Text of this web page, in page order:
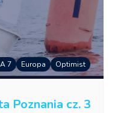
7 Europa Optimist
Poznania cz. 3